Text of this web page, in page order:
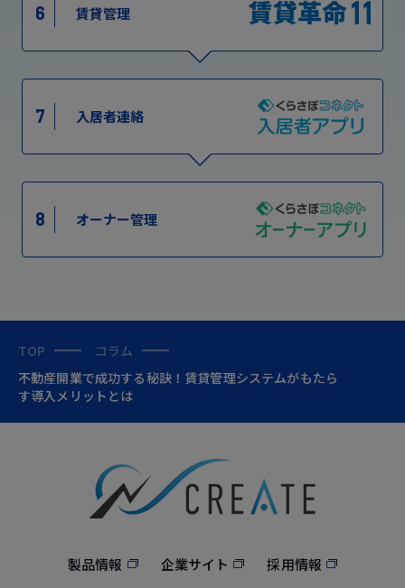
6 賃貸管理
7 入居者連絡
8 オーナー管理
TOP
コラム
不動産開業で成功する秘訣！賃貸管理システムがもたら
す導入メリットとは
製品情報 企業サイト 採用情報